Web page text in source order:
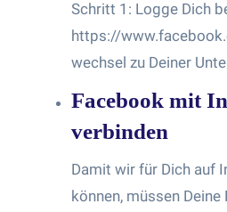
Schritt 1: Logge Dich
https://
wechsel zu Deiner
Facebook mit
verbinden
Damit wir für Dich auf
können, müssen Deine